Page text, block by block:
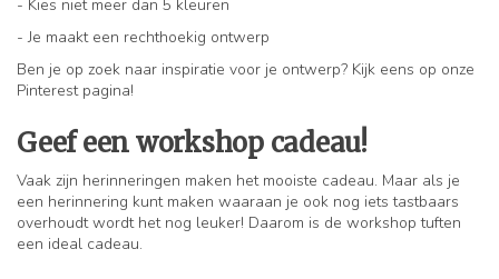
- Kies niet meer dan 5 kleuren
- Je maakt een rechthoekig ontwerp
Ben je op zoek naar inspiratie voor je ontwerp? Kijk eens op onze
Pinterest pagina!
Geef een workshop cadeau!
Vaak zijn herinneringen maken het mooiste cadeau. Maar als je
een herinnering kunt maken waaraan je ook nog iets tastbaars
overhoudt wordt het nog leuker! Daarom is de workshop tuften
een ideal cadeau.